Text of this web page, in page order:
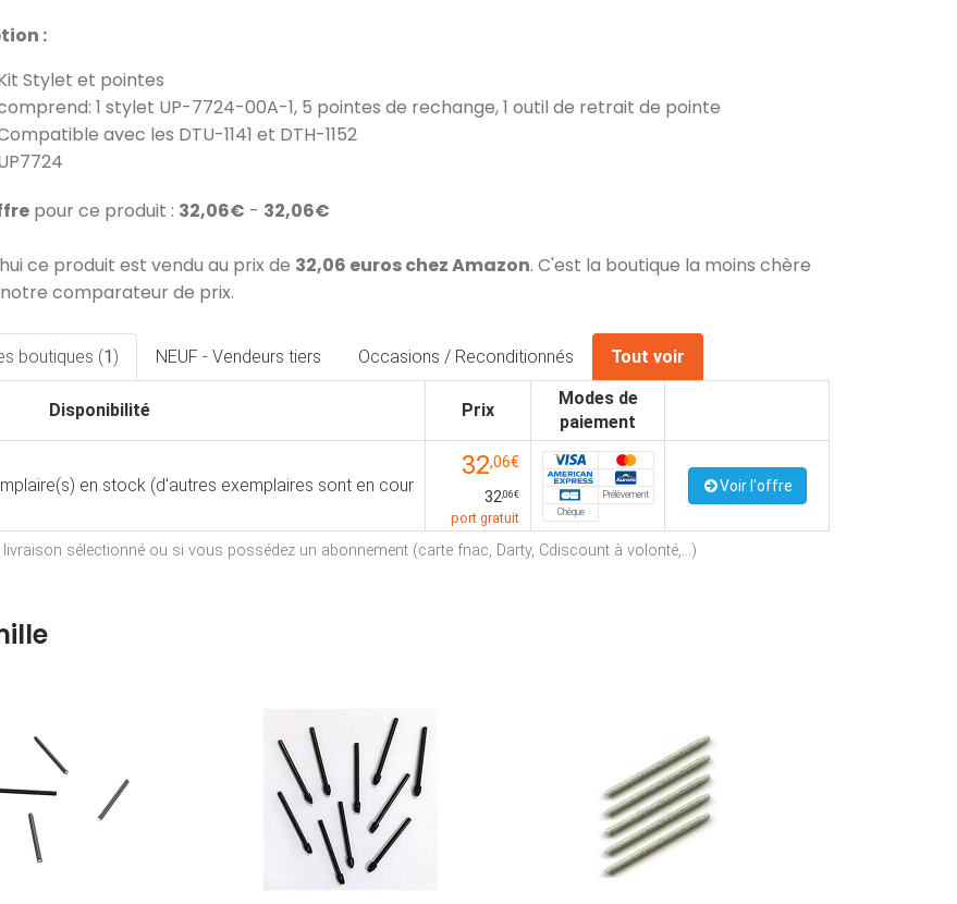
:
Stylet et pointes
1 stylet UP-7724-00A-1, 5 pointes de rechange, 1 outil de retrait de pointe
avec les DTU-1141 et DTH-1152
pour ce produit : 32,06€ - 32,06€
ce produit est vendu au prix de 32,06 euros chez Amazon. C'est la boutique la moins chère
comparateur de prix.
boutiques (1) NEUF - Vendeurs tiers Occasions / Reconditionnés Tout voir
Disponibilité Prix
Modes de
paiement
en stock (d'autres exemplaires sont en cour
32,06€
32,06€
port gratuit
Prélèvement
Chèque
Voir l'offre
sélectionné ou si vous possédez un abonnement (carte fnac, Darty, Cdiscount à volonté,...)